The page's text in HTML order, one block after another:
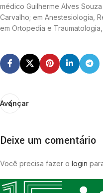
médico Guilherme Alves
Carvalho; em Anestesiologia,
em Ortopedia e
Avançar
Deixe um comentário
Você precisa fazer o login